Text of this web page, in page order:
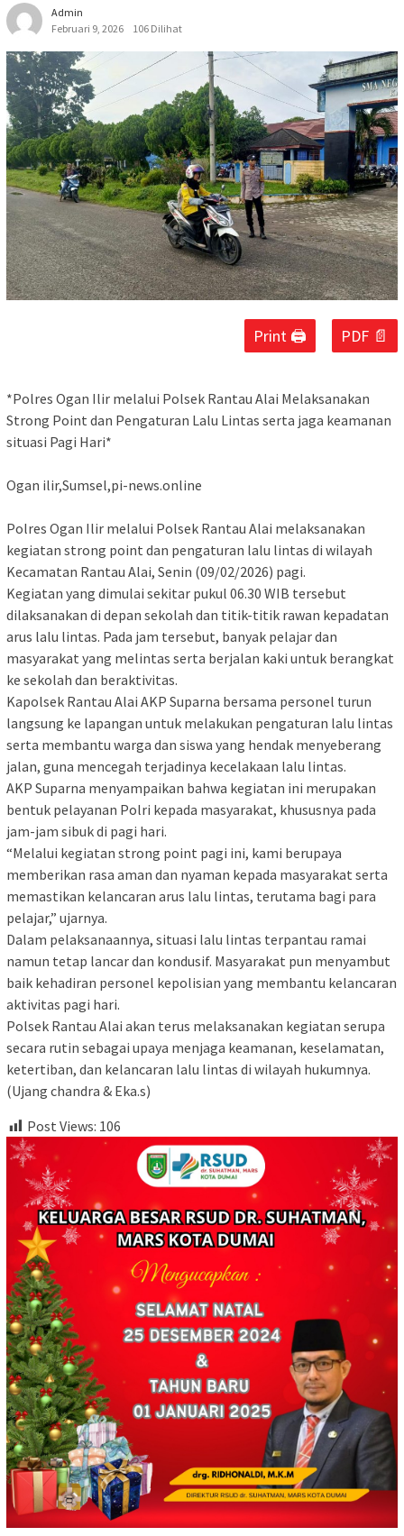
Admin
Februari 9, 2026
106 Dilihat
Print 🖨 PDF 📄
‎*Polres Ogan Ilir melalui Polsek Rantau Alai Melaksanakan
Strong Point dan Pengaturan Lalu Lintas serta jaga keamanan
situasi Pagi Hari*
‎Ogan ilir,Sumsel,pi-news.online
‎Polres Ogan Ilir melalui Polsek Rantau Alai melaksanakan
kegiatan strong point dan pengaturan lalu lintas di wilayah
Kecamatan Rantau Alai, Senin (09/02/2026) pagi.
‎Kegiatan yang dimulai sekitar pukul 06.30 WIB tersebut
dilaksanakan di depan sekolah dan titik-titik rawan kepadatan
arus lalu lintas. Pada jam tersebut, banyak pelajar dan
masyarakat yang melintas serta berjalan kaki untuk berangkat
ke sekolah dan beraktivitas.
‎Kapolsek Rantau Alai AKP Suparna bersama personel turun
langsung ke lapangan untuk melakukan pengaturan lalu lintas
serta membantu warga dan siswa yang hendak menyeberang
jalan, guna mencegah terjadinya kecelakaan lalu lintas.
‎AKP Suparna menyampaikan bahwa kegiatan ini merupakan
bentuk pelayanan Polri kepada masyarakat, khususnya pada
jam-jam sibuk di pagi hari.
‎“Melalui kegiatan strong point pagi ini, kami berupaya
memberikan rasa aman dan nyaman kepada masyarakat serta
memastikan kelancaran arus lalu lintas, terutama bagi para
pelajar,” ujarnya.
‎Dalam pelaksanaannya, situasi lalu lintas terpantau ramai
namun tetap lancar dan kondusif. Masyarakat pun menyambut
baik kehadiran personel kepolisian yang membantu kelancaran
aktivitas pagi hari.
‎Polsek Rantau Alai akan terus melaksanakan kegiatan serupa
secara rutin sebagai upaya menjaga keamanan, keselamatan,
ketertiban, dan kelancaran lalu lintas di wilayah hukumnya.
‎(Ujang chandra & Eka.s)
Post Views: 106